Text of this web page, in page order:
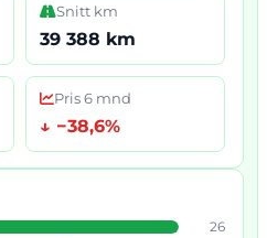
Snitt km
39 388 km
Pris 6 mnd
↓ −38,6%
26